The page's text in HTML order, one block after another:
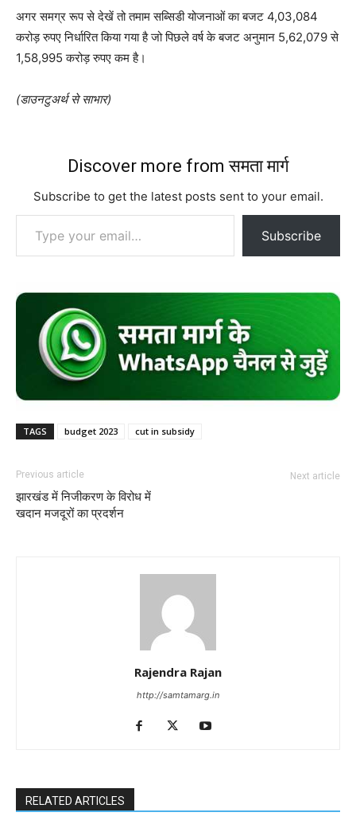
अगर समग्र रूप से देखें तो तमाम सब्सिडी योजनाओं का बजट 4,03,084
करोड़ रुपए निर्धारित किया गया है जो पिछले वर्ष के बजट अनुमान 5,62,079 से
1,58,995 करोड़ रुपए कम है।
(डाउनटुअर्थ से साभार)
Discover more from समता मार्ग
Subscribe to get the latest posts sent to your email.
Type your email…
Subscribe
TAGS budget 2023 cut in subsidy
Previous article
झारखंड में निजीकरण के विरोध में
खदान मजदूरों का प्रदर्शन
Next article
Rajendra Rajan
http://samtamarg.in
RELATED ARTICLES